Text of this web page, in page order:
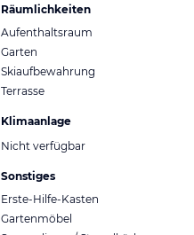
Räumlichkeiten
Aufenthaltsraum
Garten
Skiaufbewahrung
Terrasse
Klimaanlage
Nicht verfügbar
Sonstiges
Erste-Hilfe-Kasten
Gartenmöbel